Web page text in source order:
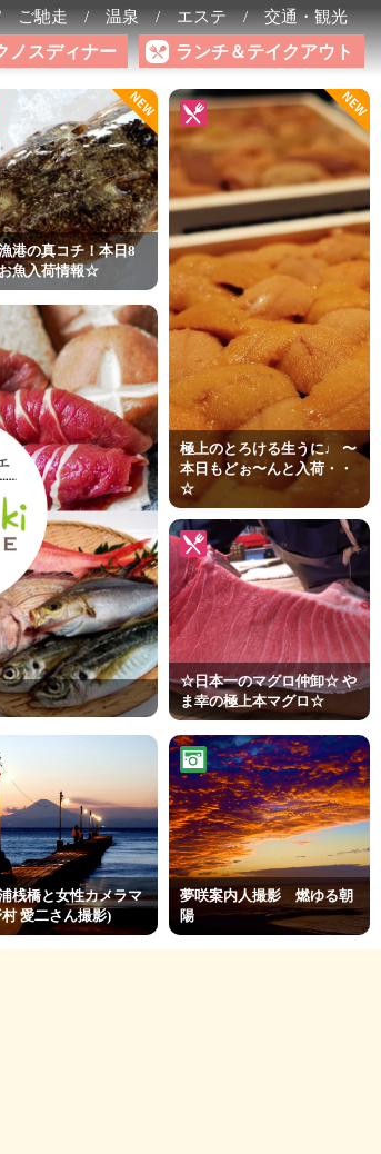
ご馳走 温泉 エステ 交通・観光
ノスディナー ランチ＆テイクアウト
港の真コチ！本日8
魚入荷情報☆
NEW
極上のとろける生うに♩ 〜
本日もどぉ〜んと入荷・・
☆
NEW
☆日本一のマグロ仲卸☆ や
ま幸の極上本マグロ☆
桟橋と女性カメラマ
村 愛二さん撮影)
夢咲案内人撮影 燃ゆる朝
陽